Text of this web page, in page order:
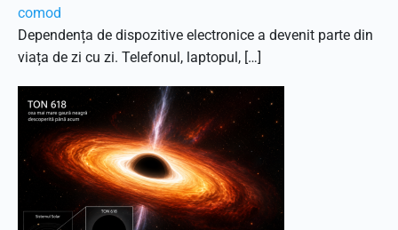
comod
Dependența de dispozitive electronice a devenit parte din
viața de zi cu zi. Telefonul, laptopul, […]